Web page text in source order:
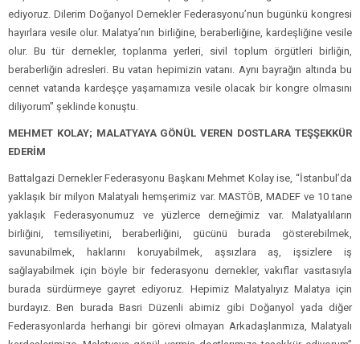
ediyoruz. Dilerim Doğanyol Dernekler Federasyonu’nun bugünkü kongresi
hayırlara vesile olur. Malatya’nın birliğine, beraberliğine, kardeşliğine vesile
olur. Bu tür dernekler, toplanma yerleri, sivil toplum örgütleri birliğin,
beraberliğin adresleri. Bu vatan hepimizin vatanı. Aynı bayrağın altında bu
cennet vatanda kardeşçe yaşamamıza vesile olacak bir kongre olmasını
diliyorum” şeklinde konuştu.
MEHMET KOLAY; MALATYAYA GÖNÜL VEREN DOSTLARA TEŞŞEKKÜR
EDERİM
Battalgazi Dernekler Federasyonu Başkanı Mehmet Kolay ise, “İstanbul’da
yaklaşık bir milyon Malatyalı hemşerimiz var. MASTÖB, MADEF ve 10 tane
yaklaşık Federasyonumuz ve yüzlerce derneğimiz var. Malatyalıların
birliğini, temsiliyetini, beraberliğini, gücünü burada gösterebilmek,
savunabilmek, haklarını koruyabilmek, aşsızlara aş, işsizlere iş
sağlayabilmek için böyle bir federasyonu dernekler, vakıflar vasıtasıyla
burada sürdürmeye gayret ediyoruz. Hepimiz Malatyalıyız Malatya için
burdayız. Ben burada Basri Düzenli abimiz gibi Doğanyol yada diğer
Federasyonlarda herhangi bir görevi olmayan Arkadaşlarımıza, Malatyalı